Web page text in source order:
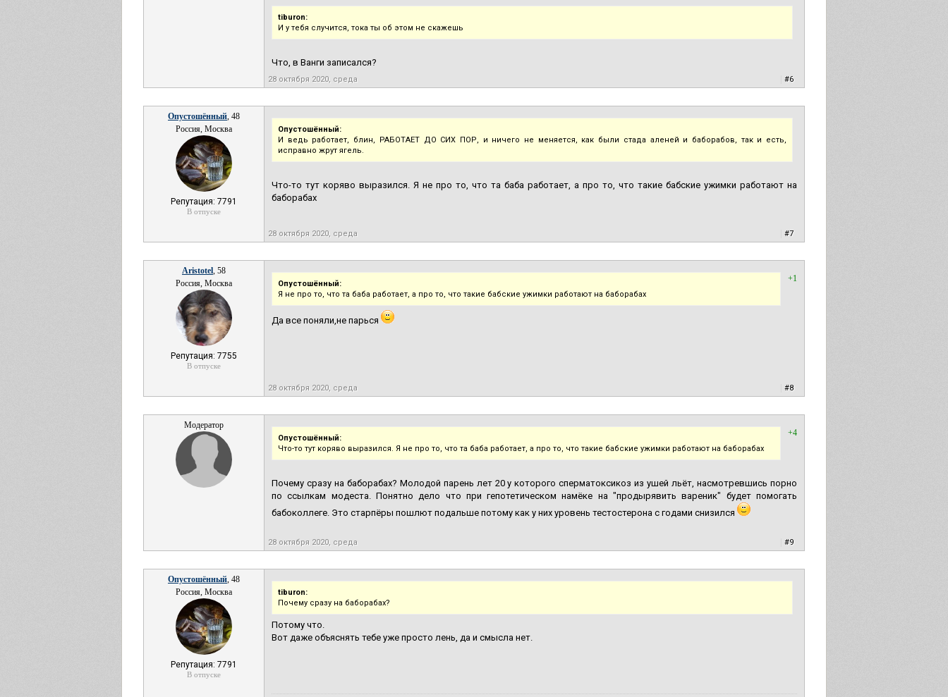
tiburon:
И у тебя случится, тока ты об этом не скажешь
Что, в Ванги записался?
28 октября 2020, среда #6
Опустошённый, 48
Россия, Москва
Репутация: 7791
В отпуске
Опустошённый:
И ведь работает, блин, РАБОТАЕТ ДО СИХ ПОР, и ничего не меняется, как были стада аленей и баборабов, так и есть,
исправно жрут ягель.
Что-то тут коряво выразился. Я не про то, что та баба работает, а про то, что такие бабские ужимки работают на
баборабах
28 октября 2020, среда #7
Aristotel, 58
Россия, Москва
Репутация: 7755
В отпуске
+1
Опустошённый:
Я не про то, что та баба работает, а про то, что такие бабские ужимки работают на баборабах
Да все поняли,не парься
28 октября 2020, среда #8
Модератор
+4
Опустошённый:
Что-то тут коряво выразился. Я не про то, что та баба работает, а про то, что такие бабские ужимки работают на баборабах
Почему сразу на баборабах? Молодой парень лет 20 у которого сперматоксикоз из ушей льёт, насмотревшись порно
по ссылкам модеста. Понятно дело что при гепотетическом намёке на "продырявить вареник" будет помогать
бабоколлеге. Это старпёры пошлют подальше потому как у них уровень тестостерона с годами снизился
28 октября 2020, среда #9
Опустошённый, 48
Россия, Москва
Репутация: 7791
В отпуске
tiburon:
Почему сразу на баборабах?
Потому что.
Вот даже объяснять тебе уже просто лень, да и смысла нет.